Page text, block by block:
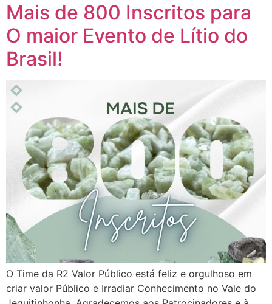
Mais de 800 Inscritos para
O maior Evento de Lítio do
Brasil!
O Time da R2 Valor Público está feliz e orgulhoso em
criar valor Público e Irradiar Conhecimento no Vale do